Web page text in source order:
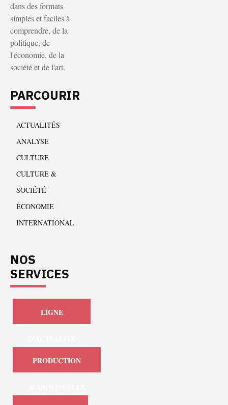
dans des formats
simples et faciles à
comprendre, de la
politique, de
l'économie, de la
société et de l'art.
PARCOURIR
ACTUALITÉS
ANALYSE
CULTURE
CULTURE &
SOCIÉTÉ
ÉCONOMIE
INTERNATIONAL
NOS
SERVICES
LIGNE
PRODUCTION